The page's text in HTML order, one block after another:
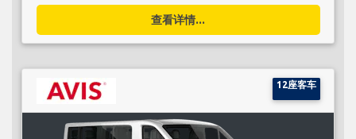
查看详情...
12座客车